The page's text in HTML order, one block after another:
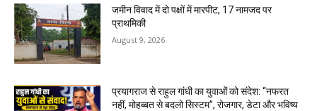
जमीन विवाद में दो पक्षों में मारपीट, 17 नामजद पर
प्राथमिकी
August 9, 2026
प्रयागराज से राहुल गांधी का युवाओं को संदेश: “नफरत
नहीं, मोहब्बत से बदलो सिस्टम”, रोजगार, डेटा और भविष्य